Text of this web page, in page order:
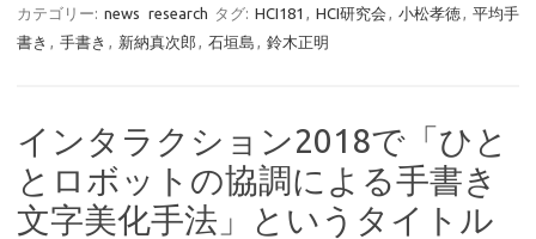
カテゴリー: news research タグ: HCI181 , HCI研究会 , 小松孝徳, 平均手
書き , 手書き , 新納真次郎 , 石垣島 , 鈴木正明
インタラクション2018で「ひと
とロボットの協調による手書き
文字美化手法」というタイトル